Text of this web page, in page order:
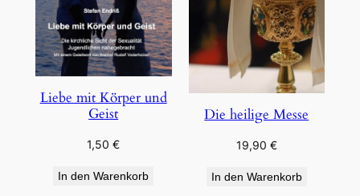
Liebe mit Körper und
Geist
1,50€
In den Warenkorb
Die heilige Messe
19,90 €
In den Warenkorb